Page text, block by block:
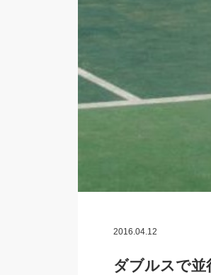
2016.04.12
ダブルスで